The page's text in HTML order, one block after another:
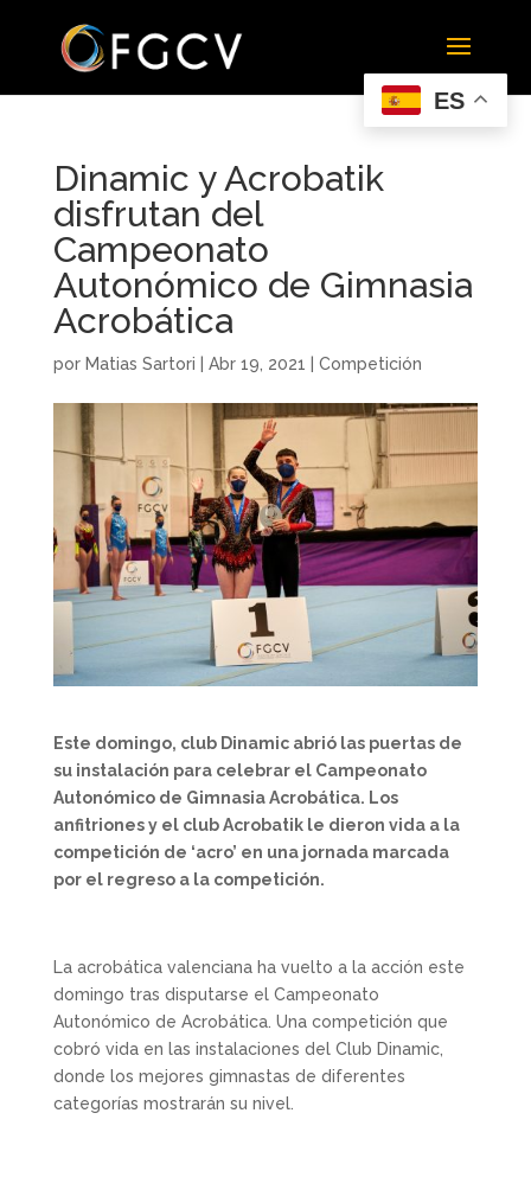
Dinamic y Acrobatik
disfrutan del
Campeonato
Autonómico de Gimnasia
Acrobática
por Matias Sartori Abr 19, 2021 Competición
Este domingo, club Dinamic abrió las puertas de
su instalación para celebrar el Campeonato
Autonómico de Gimnasia Acrobática. Los
anfitriones y el club Acrobatik le dieron vida a la
competición de ‘acro’ en una jornada marcada
por el regreso a la competición.
La acrobática valenciana ha vuelto a la acción este
domingo tras disputarse el Campeonato
Autonómico de Acrobática. Una competición que
cobró vida en las instalaciones del Club Dinamic,
donde los mejores gimnastas de diferentes
categorías mostrarán su nivel.
ES